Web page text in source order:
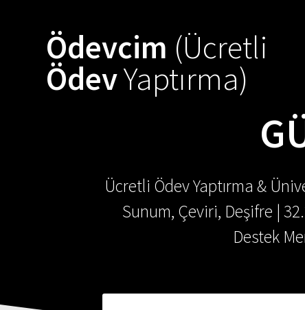
Ödevcim (Ücretli
ÖdevYaptırma)
Ücretli Ödev Yaptırma &
Sunum, Çeviri, Deşifre |
Destek